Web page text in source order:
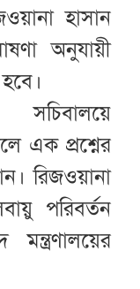
হাসান
অনুযায়ী
এক প্রশ্নের
রিজওয়ানা
পরিবর্তন